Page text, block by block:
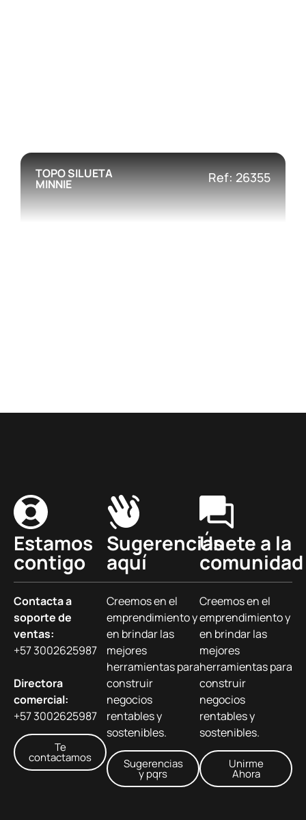
TOPO SILUETA
MINNIE Ref: 26355
Estamos
contigo
Contacta a
soporte de
ventas:
+57 3002625987
Directora
comercial:
+57 3002625987
Te
contactamos
Sugerencias
aquí
Creemos en el
emprendimiento y
en brindar las
mejores
herramientas para
construir
negocios
rentables y
sostenibles.
Sugerencias
y pqrs
Únete a la
comunidad
Creemos en el
emprendimiento y
en brindar las
mejores
herramientas para
construir
negocios
rentables y
sostenibles.
Unirme
Ahora